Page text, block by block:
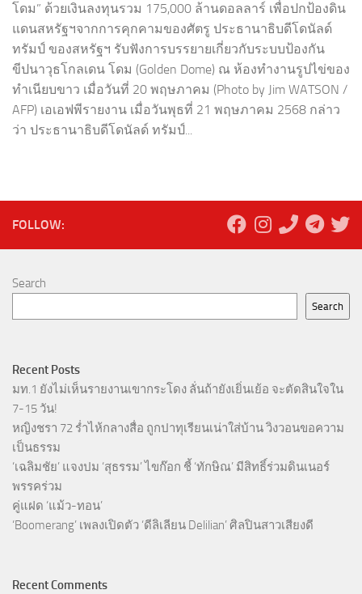
โดม” ด้วยเงินลงทุนรวม 175,000 ล้านดอลลาร์ เพื่อปกป้องดิน
แดนสหรัฐฯจากการคุกคามของศัตรู ประธานาธิบดีโดนัลด์
ทรัมป์ ของสหรัฐฯ รับฟังการบรรยายเกี่ยวกับระบบป้องกัน
ขีปนาวุธโกลเดน โดม (Golden Dome) ณ ห้องทำงานรูปไข่ของ
ทำเนียบขาว เมื่อวันที่ 20 พฤษภาคม (Photo by Jim WATSON /
AFP) เอเอฟพีรายงาน เมื่อวันพุธที่ 21 พฤษภาคม 2568 กล่าว
ว่า ประธานาธิบดีโดนัลด์ ทรัมป์...
FOLLOW:
Search
Search
Recent Posts
มท.1 ยังไม่เห็นรายงานเขากระโดง ลั่นถ้ายังเยิ่นเย้อ จะตัดสินใจใน
7-15 วัน!
หญิงชรา 72 ร่ำไห้กลางสื่อ ถูกปาทุเรียนเน่าใส่บ้าน วิงวอนขอความ
เป็นธรรม
‘เฉลิมชัย’ แจงปม ‘สุธรรม’ ไขก๊อก ชี้ ‘ทักษิณ’ มีสิทธิ์ร่วมดินเนอร์
พรรคร่วม
คู่แฝด ‘แม้ว-ทอน’
‘Boomerang’ เพลงเปิดตัว ‘ดีลิเลียน Delilian’ ศิลปินสาวเสียงดี
Recent Comments